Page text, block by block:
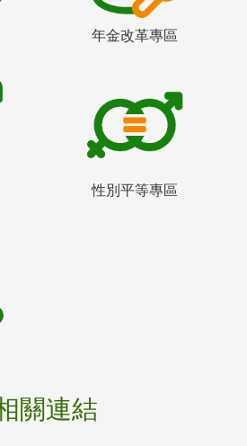
年金改革專區
性別平等專區
關連結